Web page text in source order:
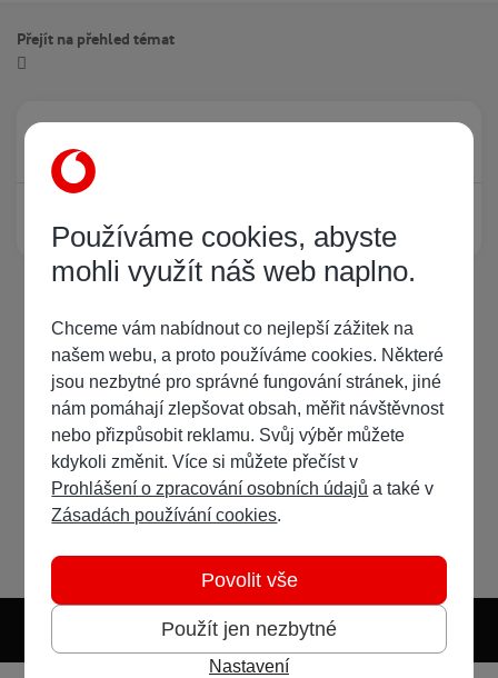
Přejít na přehled témat
Žádný registrovaný uživatel si neprohlíží tuto stránku
Světlý režim Předvolba systému
Používáme cookies, abyste
mohli využít náš web naplno.
Chceme vám nabídnout co nejlepší zážitek na
našem webu, a proto používáme cookies. Některé
jsou nezbytné pro správné fungování stránek, jiné
nám pomáhají zlepšovat obsah, měřit návštěvnost
nebo přizpůsobit reklamu. Svůj výběr můžete
kdykoli změnit. Více si můžete přečíst v
Prohlášení o zpracování osobních údajů a také v
Zásadách používání cookies.
Použít jen nezbytné
Povolit vše
Nastavení